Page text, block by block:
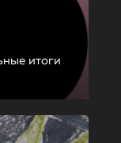
итоги